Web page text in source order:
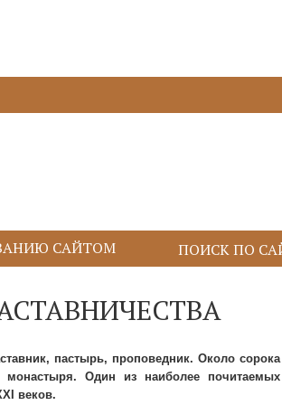
САЙТОМ
пастырь, проповедник. Около сорока
монастыря. Один из наиболее почитаемых
веков.